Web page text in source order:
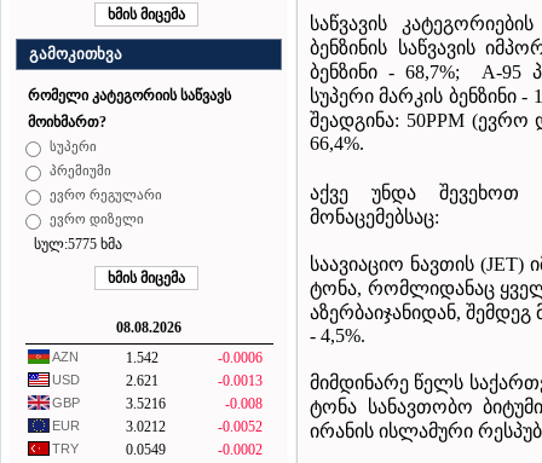
გამოკითხვა
რომელი კატეგორიის საწვავს
მოიხმართ?
სუპერი
პრემიუმი
ევრო რეგულარი
ევრო დიზელი
სულ:5775 ხმა
08.08.2026
AZN 1.542 -0.0006
USD 2.621 -0.0013
GBP 3.5216 -0.008
EUR 3.0212 -0.0052
TRY 0.0549 -0.0002
საწვავის
ბენზინის საწვავის
ბენზინი - 68,7%; A-95
სუპერი მარკის ბენზინი
შეადგინა: 50PPM (ევრო
66,4%.
აქვე უნდა შევეხოთ
მონაცემებსაც:
საავიაციო ნავთის (JET)
ტონა, რომლიდანაც
აზერბაიჯანიდან,
- 4,5%.
მიმდინარე წელს
ტონა სანავთობო
ირანის ისლამური